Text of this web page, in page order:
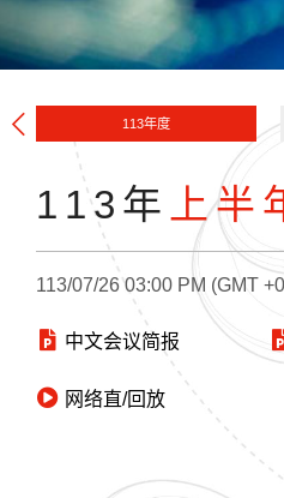
113年度
113年 上半
113/07/26 03:00 PM (GMT
中文会议简报
网络直/回放